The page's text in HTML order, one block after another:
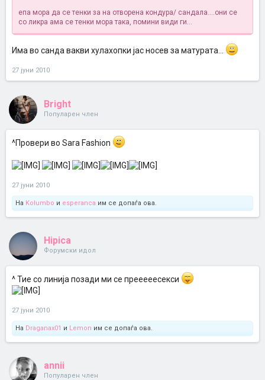
епа мора да се тенки за на отворена кондура/ сандала....они се
со ликра ама се тенки мора така, помини види ги...
Има во санда вакви хулахопки јас носев за матурата...
27 јуни 2010
Bright
Популарен член
^Провери во Sara Fashion
27 јуни 2010
На Kolumbo и esperanca им се допаѓа ова.
Hipica
Форумски идол
^ Тие со линија позади ми се прееееесекси
27 јуни 2010
На Draganax01 и Lemon им се допаѓа ова.
annii
Популарен член